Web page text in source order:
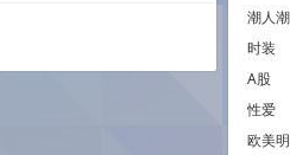
潮人
时装
A股
性爱
欧美